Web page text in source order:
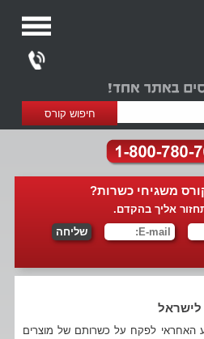
משגיחי כשרות?
אליך בהקדם.
לישראל
האחראי לפקח על כשרותם של מוצרים